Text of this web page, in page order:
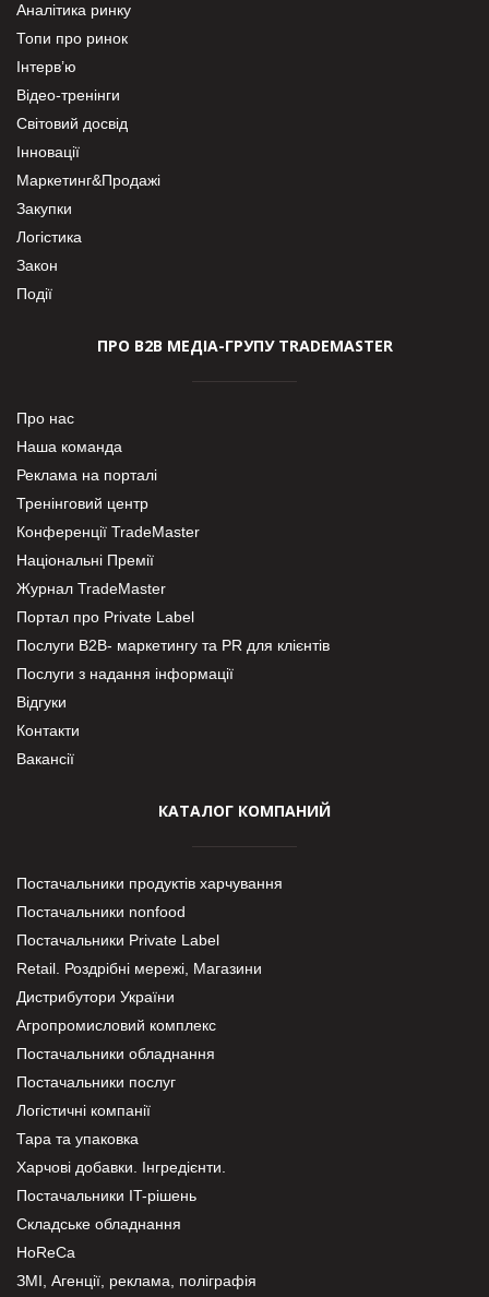
Аналітика ринку
Топи про ринок
Інтерв’ю
Відео-тренінги
Світовий досвід
Інновації
Маркетинг&Продажі
Закупки
Логістика
Закон
Події
ПРО В2В МЕДІА-ГРУПУ TRADEMASTER
Про нас
Наша команда
Реклама на порталі
Тренінговий центр
Конференції TradeMaster
Національні Премії
Журнал TradeMaster
Портал про Private Label
Послуги В2В- маркетингу та PR для клієнтів
Послуги з надання інформації
Відгуки
Контакти
Вакансії
КАТАЛОГ КОМПАНИЙ
Постачальники продуктів харчування
Постачальники nonfood
Постачальники Private Label
Retail. Роздрібні мережі, Магазини
Дистрибутори України
Агропромисловий комплекс
Постачальники обладнання
Постачальники послуг
Логістичні компанії
Тара та упаковка
Харчові добавки. Інгредієнти.
Постачальники IT-рішень
Складське обладнання
HoReCa
ЗМІ, Агенції, реклама, поліграфія